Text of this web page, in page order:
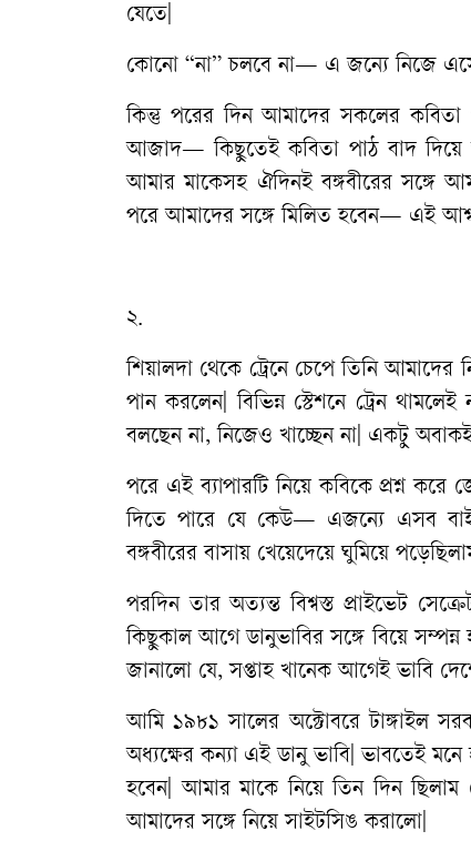
যেতে|
কোনো “না” চলবে না— এ জন্যে নিজে
কিন্তু পরের দিন আমাদের সকলের কবিতা
আজাদ— কিছুতেই কবিতা পাঠ বাদ দিয়ে
আমার মাকেসহ ঐদিনই বঙ্গবীরের সঙ্গে
পরে আমাদের সঙ্গে মিলিত হবেন— এই
২.
শিয়ালদা থেকে ট্রেনে চেপে তিনি আমাদের
পান করলেন| বিভিন্ন স্টেশনে ট্রেন
বলছেন না, নিজেও খাচ্ছেন না| একটু
পরে এই ব্যাপারটি নিয়ে কবিকে প্রশ্ন করে
দিতে পারে যে কেউ— এজন্যে এসব
বঙ্গবীরের বাসায় খেয়েদেয়ে ঘুমিয়ে
পরদিন তার অত্যন্ত বিশ্বস্ত প্রাইভেট
কিছুকাল আগে ডানুভাবির সঙ্গে বিয়ে
জানালো যে, সপ্তাহ খানেক আগেই ভাবি
আমি ১৯৮১ সালের অক্টোবরে টাঙ্গাইল
অধ্যক্ষের কন্যা এই ডানু ভাবি| ভাবতেই মনে
হবেন| আমার মাকে নিয়ে তিন দিন ছিলাম
আমাদের সঙ্গে নিয়ে সাইটসিঙ করালো|